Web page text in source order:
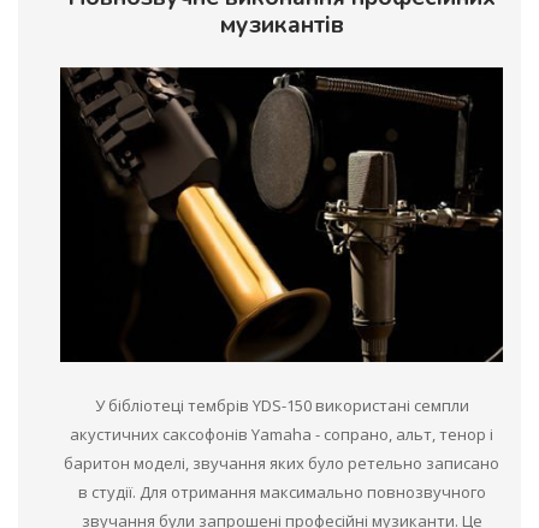
музикантів
У бібліотеці тембрів YDS-150 використані семпли
акустичних саксофонів Yamaha - сопрано, альт, тенор і
баритон моделі, звучання яких було ретельно записано
в студії. Для отримання максимально повнозвучного
звучання були запрошені професійні музиканти. Це